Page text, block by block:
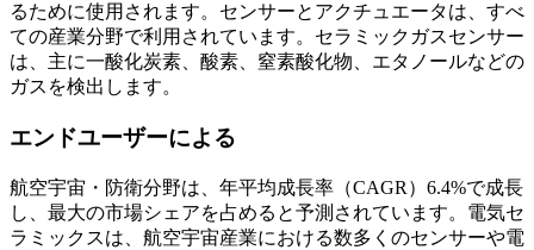
るために使用されます。センサーとアクチュエータは、すべ
ての産業分野で利用されています。セラミックガスセンサー
は、主に一酸化炭素、酸素、窒素酸化物、エタノールなどの
ガスを検出します。
エンドユーザーによる
航空宇宙・防衛分野は、年平均成長率（CAGR）6.4%で成長
し、最大の市場シェアを占めると予測されています。電気セ
ラミックスは、航空宇宙産業における数多くのセンサーや電